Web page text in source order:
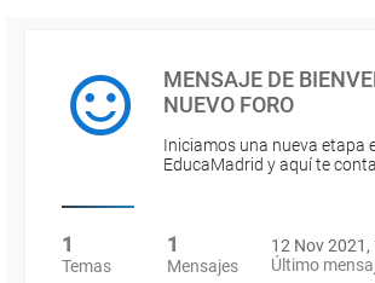
MENSAJE DE
NUEVO FORO
Iniciamos una nueva etapa
EducaMadrid y aquí te
1
Temas
1
Mensajes
12 Nov 2021,
Último